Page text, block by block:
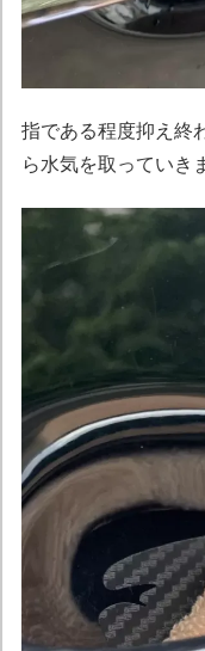
指である程度抑え終
ら水気を取っていき